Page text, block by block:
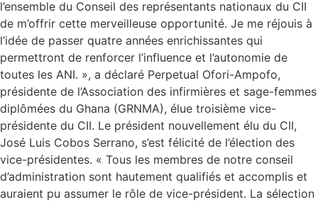
l’ensemble du Conseil des représentants nationaux du CII
de m’offrir cette merveilleuse opportunité. Je me réjouis à
l’idée de passer quatre années enrichissantes qui
permettront de renforcer l’influence et l’autonomie de
toutes les ANI. », a déclaré Perpetual Ofori-Ampofo,
présidente de l’Association des infirmières et sage-femmes
diplômées du Ghana (GRNMA), élue troisième vice-
présidente du CII. Le président nouvellement élu du CII,
José Luis Cobos Serrano, s’est félicité de l’élection des
vice-présidentes. « Tous les membres de notre conseil
d’administration sont hautement qualifiés et accomplis et
auraient pu assumer le rôle de vice-président. La sélection